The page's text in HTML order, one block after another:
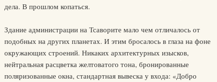
дела. В прошлом копаться.
Здание администрации на Тсаворите мало чем отличалось от
подобных на других планетах. И этим бросалось в глаза на фоне
окружающих строений. Никаких архитектурных изысков,
нейтральная расцветка желтоватого тона, бронированные
поляризованные окна, стандартная вывеска у входа: «Добро